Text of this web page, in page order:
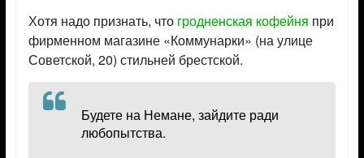
Хотя надо признать, что гродненская кофейня при
фирменном магазине «Коммунарки» (на улице
Советской, 20) стильней брестской.
Будете на Немане, зайдите ради
любопытства.